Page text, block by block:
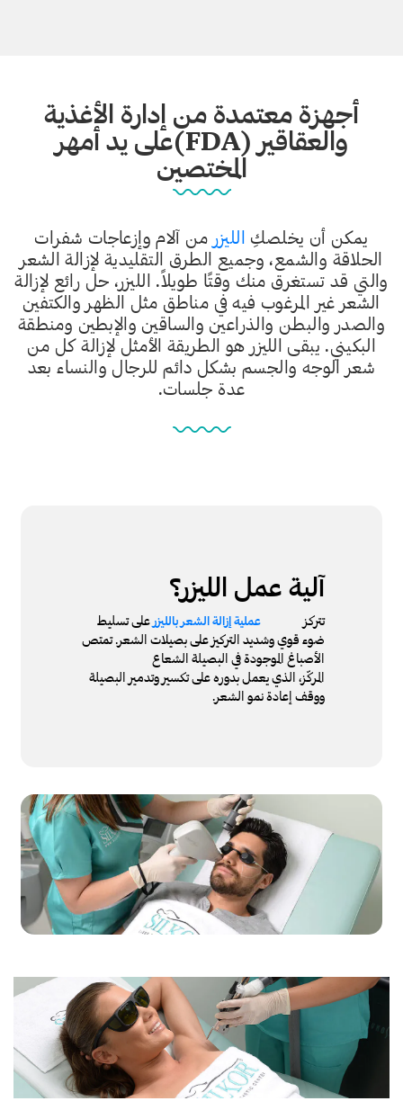
أجهزة معتمدة من إدارة الأغذية
والعقاقير (FDA)على يد أمهر
المختصين
يمكن أن يخلصكِ الليزر من آلام وإزعاجات شفرات
الحلاقة والشمع، وجميع الطرق التقليدية لإزالة الشعر
والتي قد تستغرق منك وقتًا طويلاً. الليزر، حل رائع لإزالة
الشعر غير المرغوب فيه في مناطق مثل الظهر والكتفين
والصدر والبطن والذراعين والساقين والإبطين ومنطقة
البكيني. يبقى الليزر هو الطريقة الأمثل لإزالة كل من
شعر الوجه والجسم بشكل دائم للرجال والنساء بعد
عدة جلسات.
آلية عمل الليزر؟
تتركز عملية إزالة الشعر بالليزر على تسليط
ضوء قوي وشديد التركيز على بصيلات الشعر. تمتص
الأصباغ الموجودة في البصيلة الشعاع
المركّز، الذي يعمل بدوره على تكسير وتدمير البصيلة
ووقف إعادة نمو الشعر.